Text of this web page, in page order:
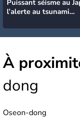
Puissant séisme au
l’alerte au tsunami
À
dong
Oseon-dong